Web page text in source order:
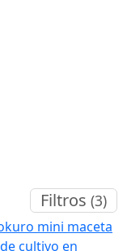
Filtros (3)